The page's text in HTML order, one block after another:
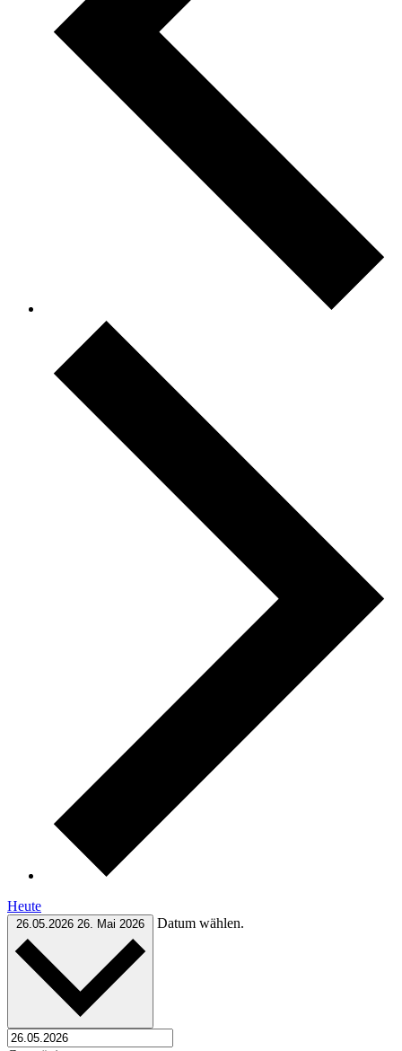
Heute
26.05.2026 26. Mai 2026 Datum wählen.